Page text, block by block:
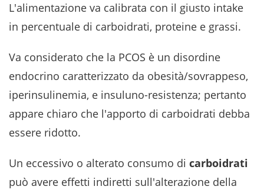
L'alimentazione va calibrata con il giusto intake
in percentuale di carboidrati, proteine e grassi.
Va considerato che la PCOS è un disordine
endocrino caratterizzato da obesità/sovrappeso,
iperinsulinemia, e insuluno-resistenza; pertanto
appare chiaro che l'apporto di carboidrati debba
essere ridotto.
Un eccessivo o alterato consumo di carboidrati
può avere effetti indiretti sull'alterazione della